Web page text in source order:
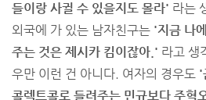
들이랑 사귈 수 있을지도 몰라' 라는
외국에 가 있는 남자친구는 '지금 나
주는 것은 제시카 킴이잖아.' 라고 생
우만 이런 건 아니다. 여자의 경우도 '
콜렉트콜로 들려주는 민규보다 주혁